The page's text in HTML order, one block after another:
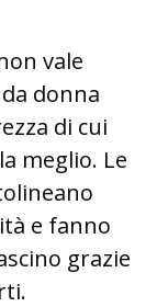
vale
donna
di cui
meglio. Le
e fanno
grazie